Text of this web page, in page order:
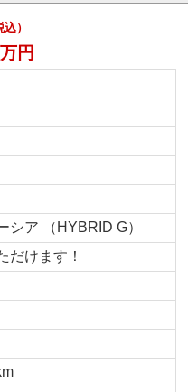
）
万円
シア （HYBRID G）
だけます！